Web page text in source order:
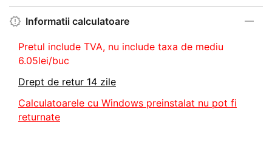
Informatii calculatoare
Pretul include TVA, nu include taxa de mediu
6.05lei/buc
Drept de retur 14 zile
Calculatoarele cu Windows preinstalat nu pot fi
returnate